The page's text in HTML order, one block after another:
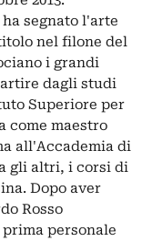
ha segnato l'arte
nel filone del
i grandi
dagli studi
Superiore per
come maestro
all'Accademia di
gli altri, i corsi di
Dopo aver
Rosso
personale